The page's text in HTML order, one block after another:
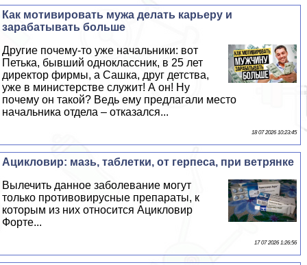
Как мотивировать мужа делать карьеру и
заpaбатывать больше
Другие почему-то уже начальники: вот
Петька, бывший одноклассник, в 25 лет
директор фирмы, а Сашка, друг детства,
уже в министерстве служит! А он! Ну
почему он такой? Ведь ему предлагали место
начальника отдела – отказался...
18 07 2026 10:23:45
Ацикловир: мазь, таблетки, от гepпeса, при ветрянке
Вылечить данное заболевание могут
только противовирусные препараты, к
которым из них относится Ацикловир
Форте...
17 07 2026 1:26:56